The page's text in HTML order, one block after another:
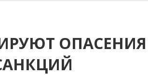
ОПАСЕНИЯ